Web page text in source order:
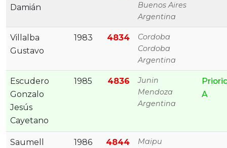
Damián
Buenos Aires
Argentina
Villalba
Gustavo
1983 4834
Cordoba
Cordoba
Argentina
Escudero
Gonzalo
Jesús
Cayetano
1985 4836
Junin
Mendoza
Argentina
A
Saumell
1986 4844
Maipu